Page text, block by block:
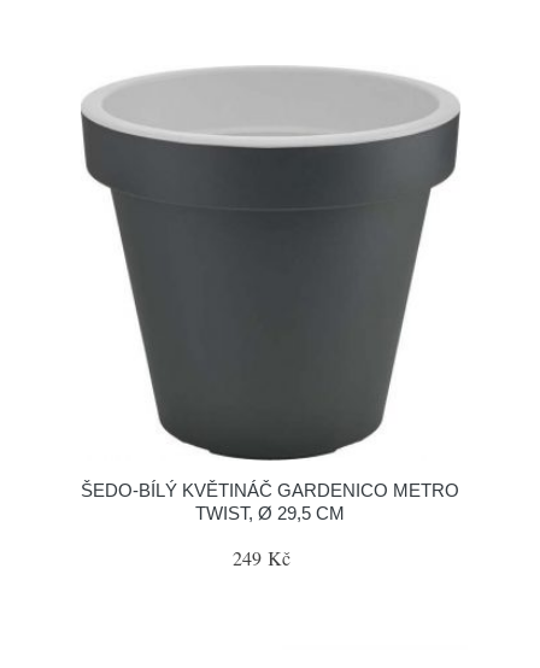
ŠEDO-BÍLÝ KVĚTINÁČ GARDENICO METRO
TWIST, Ø 29,5 CM
249 Kč